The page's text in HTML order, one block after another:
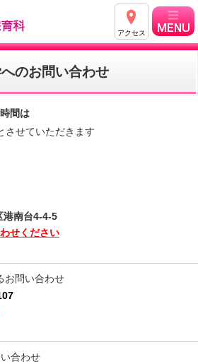
アクセス
のお問い合わせ
間は
させていただきます
南台4-4-5
せください
お問い合わせ
合わせ